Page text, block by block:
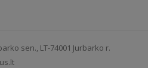
sen., LT-74001 Jurbarko r.